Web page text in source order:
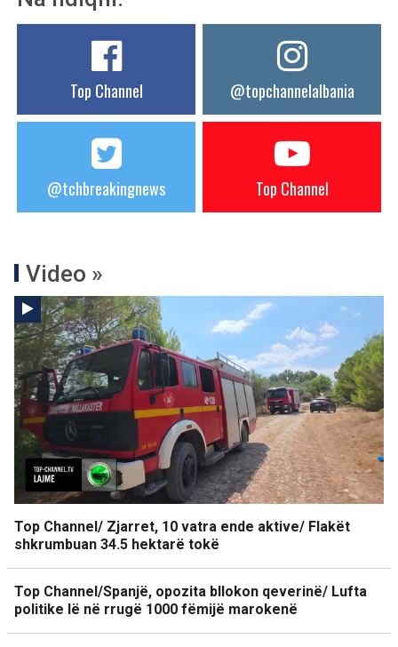
Top Channel @topchannelalbania
@tchbreakingnews Top Channel
Video »
Top Channel/ Zjarret, 10 vatra ende aktive/ Flakët
shkrumbuan 34.5 hektarë tokë
Top Channel/Spanjë, opozita bllokon qeverinë/ Lufta
politike lë në rrugë 1000 fëmijë marokenë